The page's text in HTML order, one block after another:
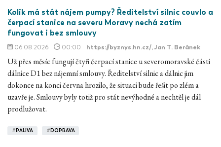
Kolik má stát nájem pumpy? Ředitelství silnic couvlo a
čerpací stanice na severu Moravy nechá zatím
fungovat i bez smlouvy
06.08.2026 00:00 https://byznys.hn.cz/, Jan T. Beránek
Už přes měsíc fungují čtyři čerpací stanice u severomoravské části
dálnice D1 bez nájemní smlouvy. Ředitelství silnic a dálnic jim
dokonce na konci června hrozilo, že situaci bude řešit po zlém a
uzavře je. Smlouvy byly totiž pro stát nevýhodné a nechtěl je dál
prodlužovat.
# PALIVA # DOPRAVA